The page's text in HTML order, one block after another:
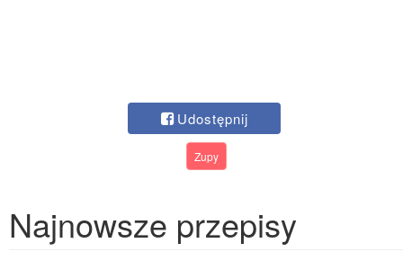
Udostępnij
Zupy
Najnowsze przepisy